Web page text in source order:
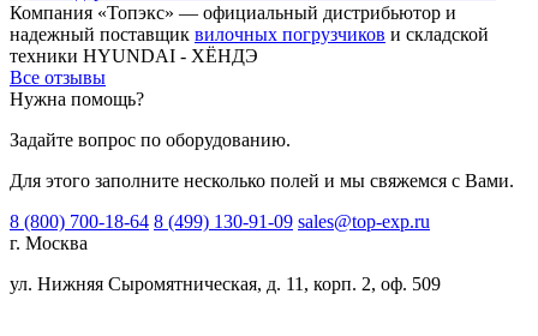
Компания «Топэкс» — официальный дистрибьютор и
надежный поставщик вилочных погрузчиков и складской
техники HYUNDAI - ХЁНДЭ
Все отзывы
Нужна помощь?
Задайте вопрос по оборудованию.
Для этого заполните несколько полей и мы свяжемся с Вами.
8 (800) 700-18-64 8 (499) 130-91-09 sales@top-exp.ru
г. Москва
ул. Нижняя Сыромятническая, д. 11, корп. 2, оф. 509